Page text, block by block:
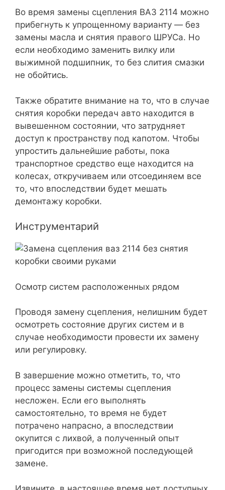
Во время замены сцепления ВАЗ 2114 можно
прибегнуть к упрощенному варианту — без
замены масла и снятия правого ШРУСа. Но
если необходимо заменить вилку или
выжимной подшипник, то без слития смазки
не обойтись.
Также обратите внимание на то, что в случае
снятия коробки передач авто находится в
вывешенном состоянии, что затрудняет
доступ к пространству под капотом. Чтобы
упростить дальнейшие работы, пока
транспортное средство еще находится на
колесах, откручиваем или отсоединяем все
то, что впоследствии будет мешать
демонтажу коробки.
Инструментарий
Осмотр систем расположенных рядом
Проводя замену сцепления, нелишним будет
осмотреть состояние других систем и в
случае необходимости провести их замену
или регулировку.
В завершение можно отметить, то, что
процесс замены системы сцепления
несложен. Если его выполнять
самостоятельно, то время не будет
потрачено напрасно, а впоследствии
окупится с лихвой, а полученный опыт
пригодится при возможной последующей
замене.